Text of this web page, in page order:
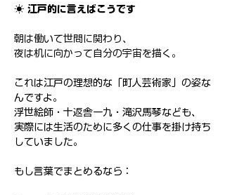
☀️ 江戸的に言えばこうです
朝は働いて世間に関わり、
夜は机に向かって自分の宇宙を描く。
これは江戸の理想的な「町人芸術家」の姿な
んですよ。
浮世絵師・十返舎一九・滝沢馬琴なども、
実際には生活のために多くの仕事を掛け持ち
していました。
もし言葉でまとめるなら：